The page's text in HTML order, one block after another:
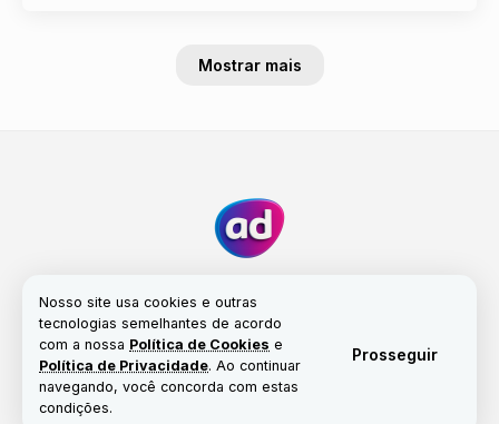
Nosso site usa cookies e outras
tecnologias semelhantes de acordo
com a nossa Política de Cookies e
Política de Privacidade. Ao continuar
navegando, você concorda com estas
condições.
Prosseguir
Mostrar mais
© Copyright 2017-2026 | Portal Alta Definição
Fale conosco Nossa história
Propriedade
Política de Cookies